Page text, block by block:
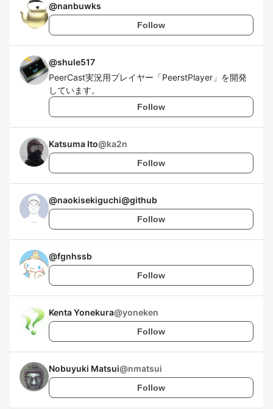
@nanbuwks
Follow
@shule517
PeerCast実況用プレイヤー「PeerstPlayer」を開発
しています。
Follow
Katsuma Ito@ka2n
Follow
@naokisekiguchi@github
Follow
@fgnhssb
Follow
Kenta Yonekura@yoneken
Follow
Nobuyuki Matsui@nmatsui
Follow